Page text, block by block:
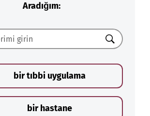
Aradığım:
Ara
bir tıbbi uygulama
bir hastane